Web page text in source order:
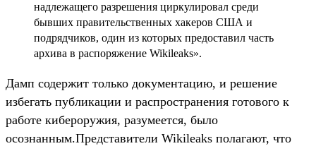
надлежащего разрешения циркулировал среди
бывших правительственных хакеров США и
подрядчиков, один из которых предоставил часть
архива в распоряжение Wikileaks».
Дамп содержит только документацию, и решение
избегать публикации и распространения готового к
работе кибероружия, разумеется, было
осознанным.Представители Wikileaks полагают, что